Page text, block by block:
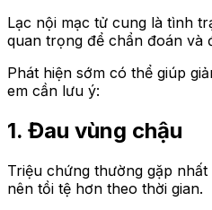
Lạc nội mạc tử cung là tình
quan trọng để chẩn đoán và
Phát hiện sớm có thể giúp
em cần lưu ý:
1. Đau vùng chậu
Triệu chứng thường gặp
nên tồi tệ hơn theo thời gian.